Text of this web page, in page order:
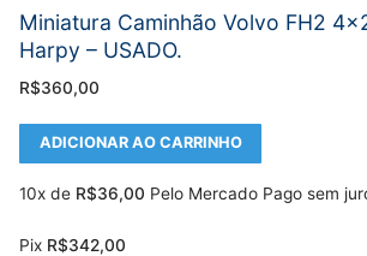
Miniatura Caminhão Volvo FH2
Harpy – USADO.
R$360,00
ADICIONAR AO CARRINHO
10x de R$36,00 Pelo Mercado Pago sem
Pix R$342,00